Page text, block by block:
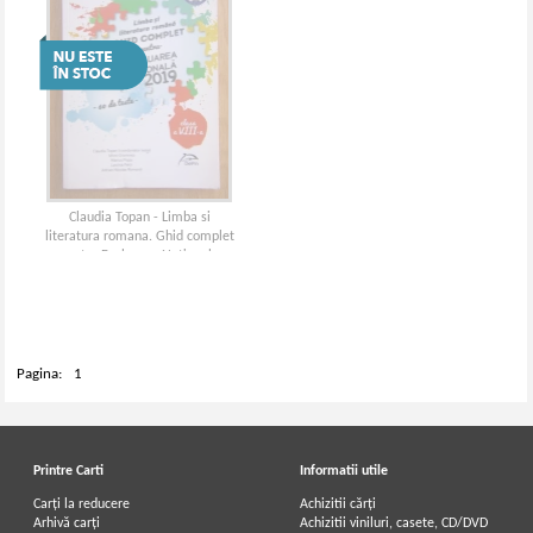
Claudia Topan - Limba si
literatura romana. Ghid complet
pentru Evaluarea Nationala
Pagina: 1
Printre Carti
Carți la reducere
Arhivă carți
Informatii utile
Achizitii cărți
Achizitii viniluri, casete, CD/DVD